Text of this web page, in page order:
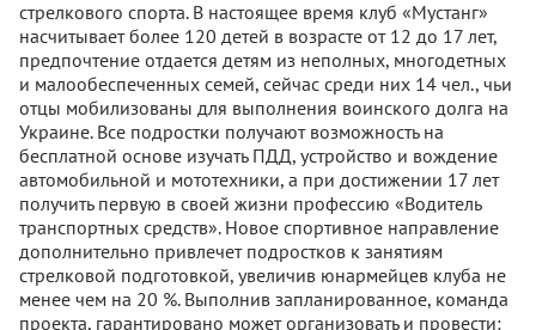
стрелкового спорта. В настоящее время клуб «Мустанг»
насчитывает более 120 детей в возрасте от 12 до 17 лет,
предпочтение отдается детям из неполных, многодетных
и малообеспеченных семей, сейчас среди них 14 чел., чьи
отцы мобилизованы для выполнения воинского долга на
Украине. Все подростки получают возможность на
бесплатной основе изучать ПДД, устройство и вождение
автомобильной и мототехники, а при достижении 17 лет
получить первую в своей жизни профессию «Водитель
транспортных средств». Новое спортивное направление
дополнительно привлечет подростков к занятиям
стрелковой подготовкой, увеличив юнармейцев клуба не
менее чем на 20 %. Выполнив запланированное, команда
проекта, гарантировано может организовать и провести: